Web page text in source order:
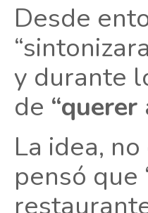
Desde
y durante
de
La idea,
pensó que